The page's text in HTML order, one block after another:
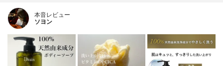
本音レビュー
ソヨン